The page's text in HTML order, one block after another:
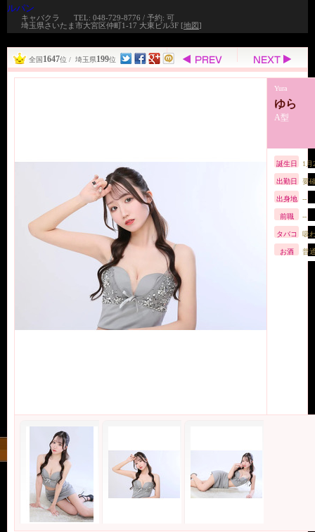
ルパン
キャバクラ
TEL: 048-729-8776 / 予約: 可
埼玉県さいたま市大宮区仲町1-17 大東ビル3F [地図]
全国 1647位 / 埼玉県199位
ゆら
Yura
A型
誕生日 1月
出勤日 要
出身地 --
前職 --
タバコ 吸
お酒 普